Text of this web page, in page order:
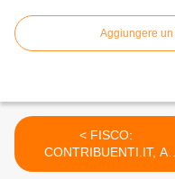
Aggiungere
< FISCO:
CONTRIBUENTI.IT, A
NAPOLI 8 BAR SU 10